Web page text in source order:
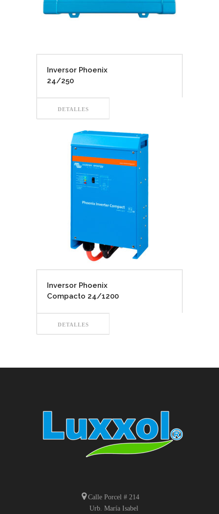
Inversor Phoenix
24/250
DETALLES
Inversor Phoenix
Compacto 24/1200
DETALLES
Calle Porcel # 214
Urb. María Isabel